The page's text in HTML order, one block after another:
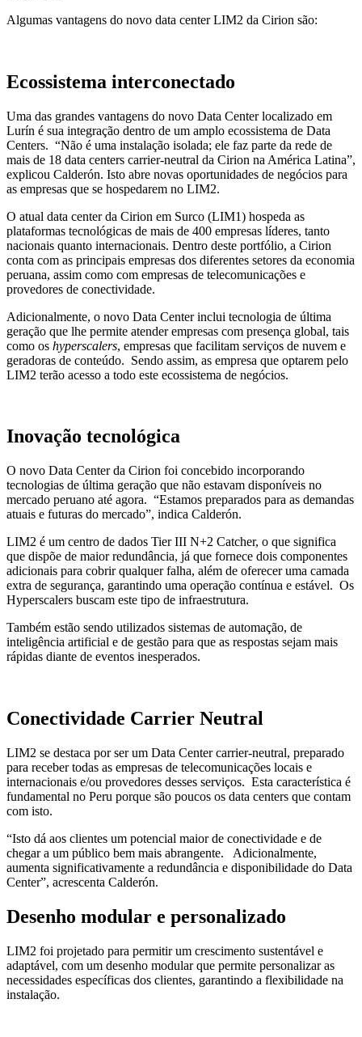
Algumas vantagens do novo data center LIM2 da Cirion são:
Ecossistema interconectado
Uma das grandes vantagens do novo Data Center localizado em
Lurín é sua integração dentro de um amplo ecossistema de Data
Centers. “Não é uma instalação isolada; ele faz parte da rede de
mais de 18 data centers carrier-neutral da Cirion na América Latina”,
explicou Calderón. Isto abre novas oportunidades de negócios para
as empresas que se hospedarem no LIM2.
O atual data center da Cirion em Surco (LIM1) hospeda as
plataformas tecnológicas de mais de 400 empresas líderes, tanto
nacionais quanto internacionais. Dentro deste portfólio, a Cirion
conta com as principais empresas dos diferentes setores da economia
peruana, assim como com empresas de telecomunicações e
provedores de conectividade.
Adicionalmente, o novo Data Center inclui tecnologia de última
geração que lhe permite atender empresas com presença global, tais
como os hyperscalers, empresas que facilitam serviços de nuvem e
geradoras de conteúdo. Sendo assim, as empresa que optarem pelo
LIM2 terão acesso a todo este ecossistema de negócios.
Inovação tecnológica
O novo Data Center da Cirion foi concebido incorporando
tecnologias de última geração que não estavam disponíveis no
mercado peruano até agora. “Estamos preparados para as demandas
atuais e futuras do mercado”, indica Calderón.
LIM2 é um centro de dados Tier III N+2 Catcher, o que significa
que dispõe de maior redundância, já que fornece dois componentes
adicionais para cobrir qualquer falha, além de oferecer uma camada
extra de segurança, garantindo uma operação contínua e estável. Os
Hyperscalers buscam este tipo de infraestrutura.
Também estão sendo utilizados sistemas de automação, de
inteligência artificial e de gestão para que as respostas sejam mais
rápidas diante de eventos inesperados.
Conectividade Carrier Neutral
LIM2 se destaca por ser um Data Center carrier-neutral, preparado
para receber todas as empresas de telecomunicações locais e
internacionais e/ou provedores desses serviços. Esta característica é
fundamental no Peru porque são poucos os data centers que contam
com isto.
“Isto dá aos clientes um potencial maior de conectividade e de
chegar a um público bem mais abrangente. Adicionalmente,
aumenta significativamente a redundância e disponibilidade do Data
Center”, acrescenta Calderón.
Desenho modular e personalizado
LIM2 foi projetado para permitir um crescimento sustentável e
adaptável, com um desenho modular que permite personalizar as
necessidades específicas dos clientes, garantindo a flexibilidade na
instalação.